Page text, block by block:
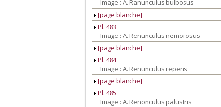
Image : A. Ranunculus bulbosus
[page blanche]
Pl. 483
Image : A. Renunculus nemorosus
[page blanche]
Pl. 484
Image : A. Renunculus repens
[page blanche]
Pl. 485
Image : A. Renonculus palustris